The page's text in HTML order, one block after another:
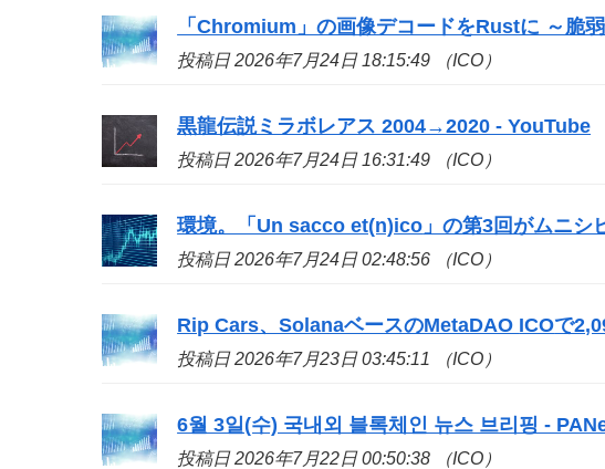
「Chromium」の画像デコードをRustに ～脆
投稿日 2026年7月24日 18:15:49 （ICO）
黒龍伝説ミラボレアス 2004→2020 - YouTube
投稿日 2026年7月24日 16:31:49 （ICO）
環境。「Un sacco et(n)ico 」の第3回がムニシ
投稿日 2026年7月24日 02:48:56 （ICO）
Rip Cars、SolanaベースのMetaDAO ICOで
投稿日 2026年7月23日 03:45:11 （ICO）
6월 3일(수) 국내외 블록체인 뉴스 브리핑 -
投稿日 2026年7月22日 00:50:38 （ICO）